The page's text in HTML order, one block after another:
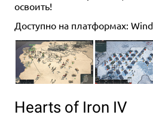
освоить!
Доступно на платформах:
Hearts of Iron IV